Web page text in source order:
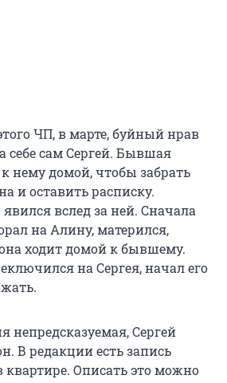
ЧП, в марте, буйный нрав
себе самСергей. Бывшая
нему домой, чтобы забрать
и оставить расписку.
вслед за ней. Сначала
на Алину, матерился,
ходит домой к бывшему.
на Сергея, начал его
непредсказуемая, Сергей
В редакции есть запись
квартире. Описать это можно